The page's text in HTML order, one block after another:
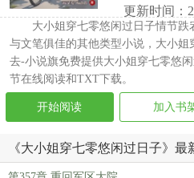
更新时间：
大小姐穿七零悠闲过日子情节
与文笔俱佳的其他类型小说，大小
去-小说旗免费提供大小姐穿七零悠
节在线阅读和TXT下载。
开始阅读 加入书
《大小姐穿七零悠闲过日子》最